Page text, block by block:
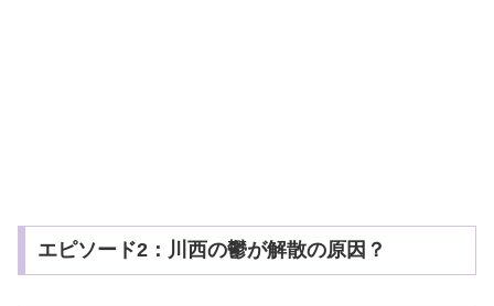
エピソード2：川西の鬱が解散の原因？